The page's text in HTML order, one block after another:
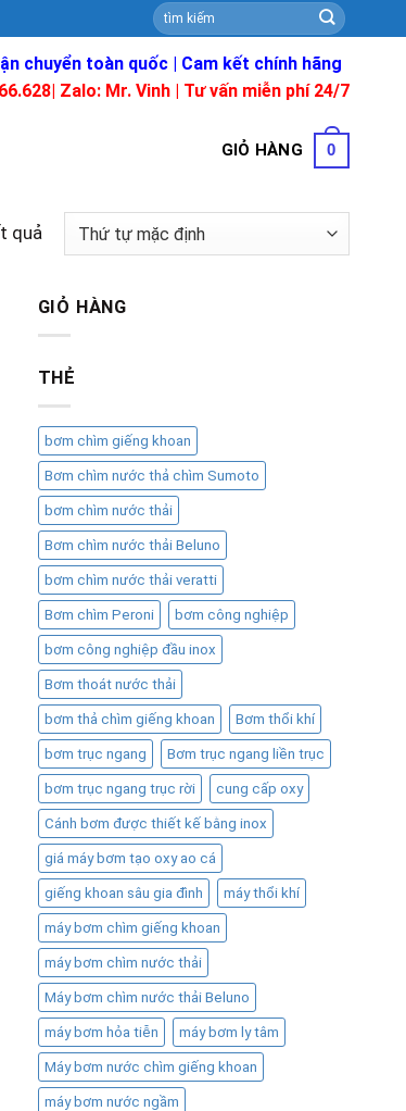
Tìm
kiếm:
chuyển toàn quốc | Cam kết chính hãng
Zalo: Mr. Vinh | Tư vấn miễn phí 24/7
GIỎ HÀNG 0
quả
GIỎ HÀNG
THẺ
bơm chìm giếng khoan
Bơm chìm nước thả chìm Sumoto
bơm chìm nước thải
Bơm chìm nước thải Beluno
bơm chìm nước thải veratti
Bơm chìm Peroni bơm công nghiệp
bơm công nghiệp đầu inox
Bơm thoát nước thải
bơm thả chìm giếng khoan Bơm thổi khí
bơm trục ngang Bơm trục ngang liền trục
bơm trục ngang trục rời cung cấp oxy
Cánh bơm được thiết kế bằng inox
giá máy bơm tạo oxy ao cá
giếng khoan sâu gia đình máy thổi khí
máy bơm chìm giếng khoan
máy bơm chìm nước thải
Máy bơm chìm nước thải Beluno
máy bơm hỏa tiễn máy bơm ly tâm
Máy bơm nước chìm giếng khoan
máy bơm nước ngầm